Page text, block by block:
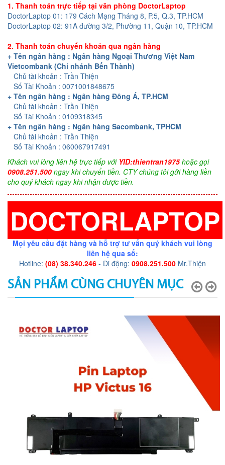
1. Thanh toán trực tiếp tại văn phòng DoctorLaptop
DoctorLaptop 01: 179 Cách Mạng Tháng 8, P.5, Q.3, TP.HCM
DoctorLaptop 02: 91A đường 3/2, Phường 11, Quận 10, TP.HCM
2. Thanh toán chuyển khoản qua ngân hàng
+ Tên ngân hàng : Ngân hàng Ngoại Thương Việt Nam
Vietcombank (Chi nhánh Bến Thành)
Chủ tài khoản : Trần Thiện
Số Tài Khoản : 0071001848675
+ Tên ngân hàng : Ngân hàng Đông Á, TP.HCM
Chủ tài khoản : Trần Thiện
Số Tài Khoản : 0109318345
+ Tên ngân hàng : Ngân hàng Sacombank, TPHCM
Chủ tài khoản : Trần Thiện
Số Tài Khoản : 060067917491
Khách vui lòng liên hệ trực tiếp với YID:thientran1975hoặc gọi
0908.251.500 ngay khi chuyển tiền. CTY chúng tôi gửi hàng liền
cho quý khách ngay khi nhận được tiền.
DOCTORLAPTOP
Mọi yêu cầu đặt hàng và hỗ trợ tư vấn quý khách vui lòng
liên hệ qua số:
Hotline: (08) 38.340.246 - Di động: 0908.251.500 Mr.Thiện
SẢN PHẨM CÙNG CHUYÊN MỤC